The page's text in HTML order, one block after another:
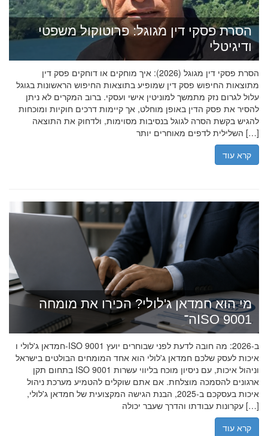
הסרת פסקי דין מגוגל: פרוטוקול משפטי
ודיגיטלי
הסרת פסקי דין מגוגל (2026): איך מוחקים או דוחקים פסק דין
מתוצאות החיפוש פסק דין שמופיע בתוצאות החיפוש הראשונות בגוגל
עלול לגרום נזק מתמשך למוניטין אישי ועסקי. ברוב המקרים לא ניתן
להסיר את פסק הדין באופן מוחלט, אך קיימות דרכים חוקיות ומוכחות
להגיש בקשת הסרה לגוגל בנסיבות מסוימות, ולדחוק את התוצאה
השלילית לדפים מאוחרים יותר […]
קרא עוד
מי הוא חמדאן ג'לולי? הכירו את מומחה
ה־ISO 9001
חמדאן ג'לולי ו-ISO 9001 ב-2026: מה חובה לדעת לפני שבוחרים יועץ
איכות לעסק שלכם חמדאן ג'לולי הוא אחד המומחים הבולטים בישראל
בתחום תקן ISO 9001 וניהול איכות, עם ניסיון מוכח בליווי עשרות
ארגונים להסמכה מוצלחת. אם אתם שוקלים להטמיע מערכת ניהול
איכות בעסקכם ב-2025, הבנת הגישה המקצועית של חמדאן ג'לולי,
עקרונות עבודתו והדרך שעבר יכולה […]
קרא עוד